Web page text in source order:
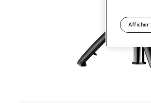
Afficher